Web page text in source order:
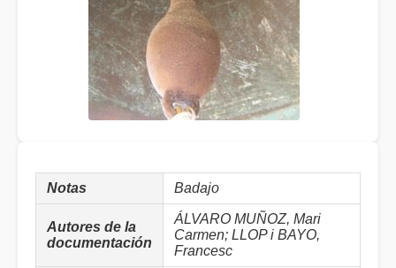
Notas Badajo
Autores de la
documentación
ÁLVARO MUÑOZ, Mari
Carmen; LLOP i BAYO,
Francesc